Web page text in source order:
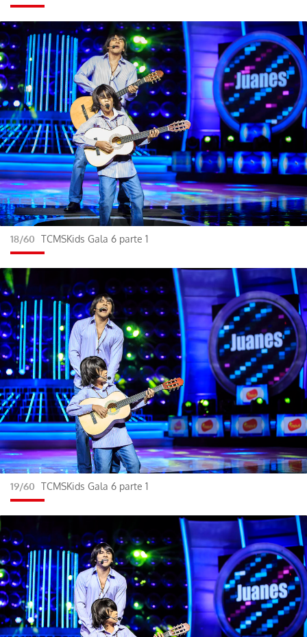
18/60 TCMSKids Gala 6 parte 1
19/60 TCMSKids Gala 6 parte 1